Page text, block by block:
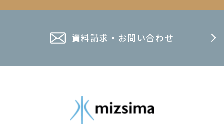
資料請求・お問い合わせ